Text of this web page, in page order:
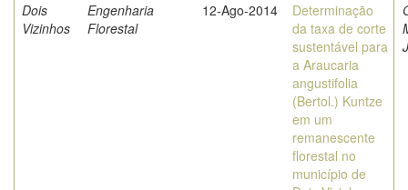
Dois
Vizinhos
Engenharia
Florestal
12-Ago-2014
Determinação
da taxa de corte
sustentável para
a Araucaria
angustifolia
(Bertol.) Kuntze
em um
remanescente
florestal no
município de